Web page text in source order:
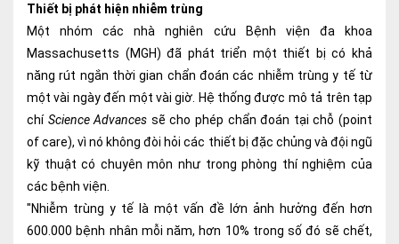
Gói khám tầm soát ung thư sớm
Gói quản lý mạn tính
Bác sĩ online - Tư vấn từ xa
Bác sĩ gia đình chăm sóc y tế 24/7
Nhà thuốc GPP
Dịch vụ Y tế Cơ quan – MEDI-OFFICE
Thiết bị phát hiện nhiễm trùng
Một nhóm các nhà nghiên cứu Bệnh viện đa khoa
Massachusetts (MGH) đã phát triển một thiết bị có khả
năng rút ngắn thời gian chẩn đoán các nhiễm trùng y tế từ
một vài ngày đến một vài giờ. Hệ thống được mô tả trên tạp
chí Science Advances sẽ cho phép chẩn đoán tại chỗ (point
of care), vì nó không đòi hỏi các thiết bị đặc chủng và đội ngũ
kỹ thuật có chuyên môn như trong phòng thí nghiệm của
các bệnh viện.
"Nhiễm trùng y tế là một vấn đề lớn ảnh hưởng đến hơn
600.000 bệnh nhân mỗi năm, hơn 10% trong số đó sẽ chết,